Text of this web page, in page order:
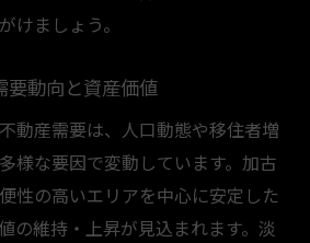
けましょう。
要動向と資産価値
動産需要は、人口動態や移住者増
様な要因で変動しています。加古
性の高いエリアを中心に安定した
の維持・上昇が見込まれます。淡